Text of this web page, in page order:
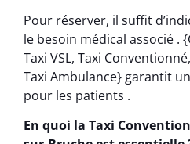
Pour réserver, il suffit
le besoin médical associé .
Taxi VSL, Taxi
Taxi Ambulance} garantit
pour les patients .
En quoi la Taxi